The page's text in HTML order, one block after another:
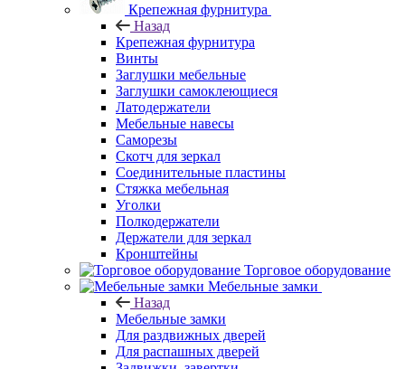
Крепежная фурнитура
Назад
Крепежная фурнитура
Винты
Заглушки мебельные
Заглушки самоклеющиеся
Латодержатели
Мебельные навесы
Саморезы
Скотч для зеркал
Соединительные пластины
Стяжка мебельная
Уголки
Полкодержатели
Держатели для зеркал
Кронштейны
Торговое оборудование
Мебельные замки
Назад
Мебельные замки
Для раздвижных дверей
Для распашных дверей